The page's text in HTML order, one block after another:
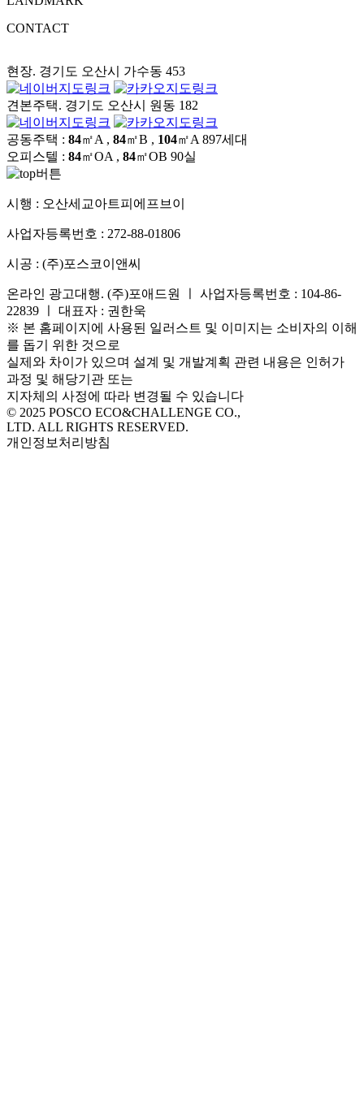
CONTACT
현장. 경기도 오산시 가수동 453
견본주택. 경기도 오산시 원동 182
공동주택 : 84㎡A , 84㎡B , 104㎡A897세대
오피스텔 : 84㎡OA , 84㎡OB 90실
시행 : 오산세교아트피에프브이
사업자등록번호 : 272-88-01806
시공 : (주)포스코이앤씨
온라인 광고대행. (주)포애드원 ㅣ 사업자등록번호 : 104-86-
22839 ㅣ 대표자 : 권한욱
※ 본 홈페이지에 사용된 일러스트 및 이미지는 소비자의 이해
를 돕기 위한 것으로
실제와 차이가 있으며 설계 및 개발계획 관련 내용은 인허가
과정 및 해당기관 또는
지자체의 사정에 따라 변경될 수 있습니다
© 2025 POSCO ECO&CHALLENGE CO.,
LTD. ALL RIGHTS RESERVED.
개인정보처리방침